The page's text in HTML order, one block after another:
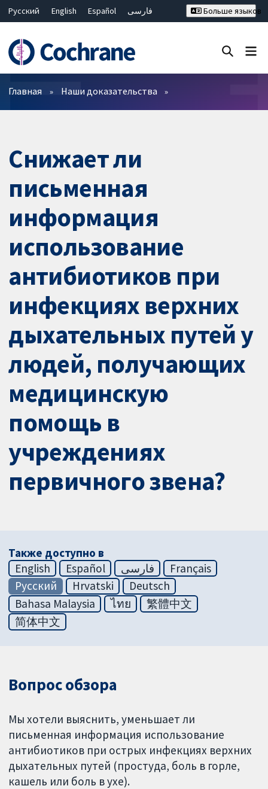
Русский English Español
فارسی
Bahasa Malaysia
ไทย
繁體中文
简体中文
Больше языков
Фильтры
Главная Наши доказательства
Снижает ли
письменная
информация
использование
антибиотиков при
инфекциях верхних
дыхательных путей у
людей, получающих
медицинскую
помощь в
учреждениях
первичного звена?
Также доступно в
English
Español فارسی
Français
Русский
Hrvatski
Deutsch
Bahasa Malaysia
ไทย
繁體中文
简体中文
Вопрос обзора
Мы хотели выяснить, уменьшает ли
письменная информация использование
антибиотиков при острых инфекциях верхних
дыхательных путей (простуда, боль в горле,
кашель или боль в ухе).